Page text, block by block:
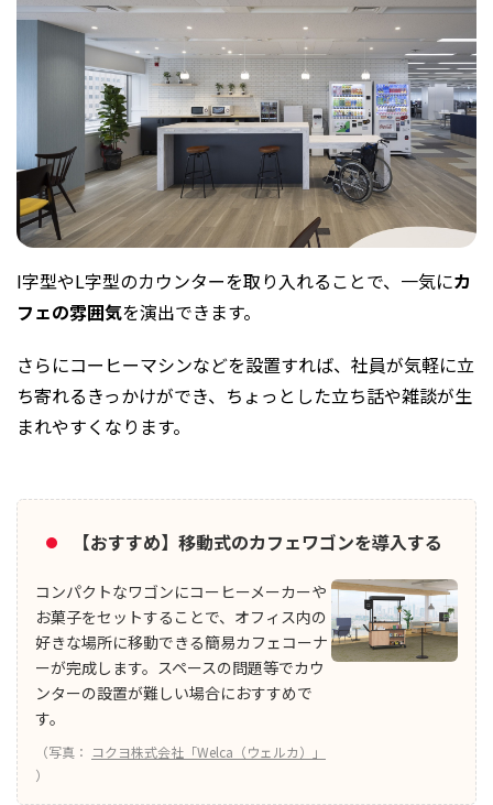
I字型やL字型のカウンターを取り入れることで、一気にカ
フェの雰囲気を演出できます。
さらにコーヒーマシンなどを設置すれば、社員が気軽に立
ち寄れるきっかけができ、ちょっとした立ち話や雑談が生
まれやすくなります。
【おすすめ】移動式のカフェワゴンを導入する
コンパクトなワゴンにコーヒーメーカーや
お菓子をセットすることで、オフィス内の
好きな場所に移動できる簡易カフェコーナ
ーが完成します。スペースの問題等でカウ
ンターの設置が難しい場合におすすめで
す。
（写真： コクヨ株式会社「Welca（ウェルカ）」
）